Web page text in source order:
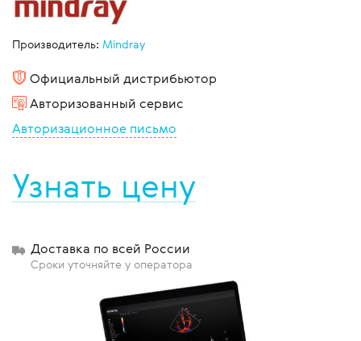
Производитель: Mindray
Официальный дистрибьютор
Авторизованный сервис
Авторизационное письмо
Узнать цену
Доставка по всей России
Сроки уточняйте у оператора